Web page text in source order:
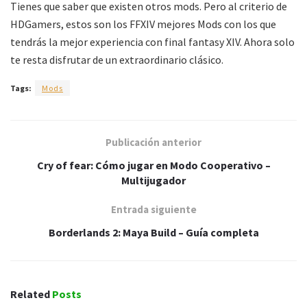
Tienes que saber que existen otros mods. Pero al criterio de
HDGamers, estos son los FFXIV mejores Mods con los que
tendrás la mejor experiencia con final fantasy XIV. Ahora solo
te resta disfrutar de un extraordinario clásico.
Tags: Mods
Publicación anterior
Cry of fear: Cómo jugar en Modo Cooperativo –
Multijugador
Entrada siguiente
Borderlands 2: Maya Build – Guía completa
Related Posts